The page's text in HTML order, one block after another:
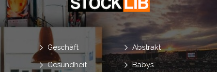
Abstrakt
Babys
Geschäft
Gesundheit